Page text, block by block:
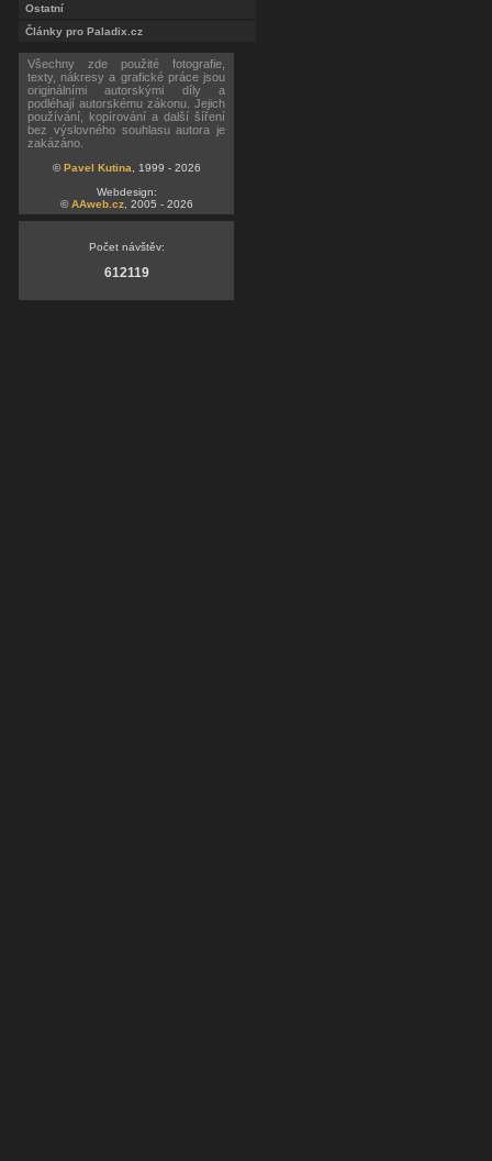
Ostatní
Články pro Paladix.cz
Všechny zde použité fotografie,
texty, nákresy a grafické práce jsou
originálními autorskými díly a
podléhají autorskému zákonu. Jejich
používání, kopírování a další šíření
bez výslovného souhlasu autora je
zakázáno.
©Pavel Kutina , 1999 - 2026
Webdesign:
©AAweb.cz, 2005 - 2026
Počet návštěv:
612119